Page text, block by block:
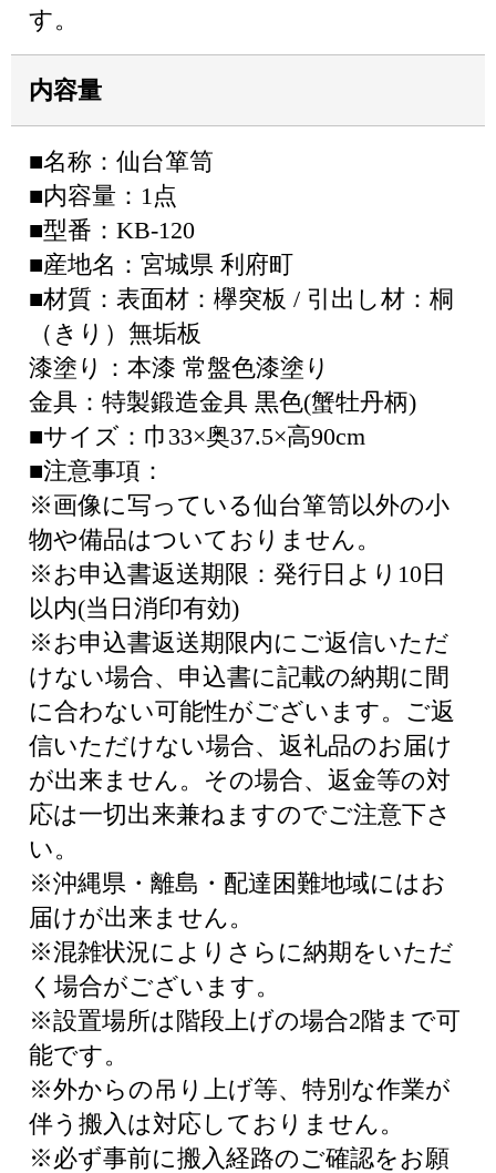
す。
内容量
■名称：仙台箪笥
■内容量：1点
■型番：KB-120
■産地名：宮城県 利府町
■材質：表面材：欅突板 / 引出し材：桐
（きり）無垢板
漆塗り：本漆 常盤色漆塗り
金具：特製鍛造金具 黒色(蟹牡丹柄)
■サイズ：巾33×奥37.5×高90cm
■注意事項：
※画像に写っている仙台箪笥以外の小
物や備品はついておりません。
※お申込書返送期限：発行日より10日
以内(当日消印有効)
※お申込書返送期限内にご返信いただ
けない場合、申込書に記載の納期に間
に合わない可能性がございます。ご返
信いただけない場合、返礼品のお届け
が出来ません。その場合、返金等の対
応は一切出来兼ねますのでご注意下さ
い。
※沖縄県・離島・配達困難地域にはお
届けが出来ません。
※混雑状況によりさらに納期をいただ
く場合がございます。
※設置場所は階段上げの場合2階まで可
能です。
※外からの吊り上げ等、特別な作業が
伴う搬入は対応しておりません。
※必ず事前に搬入経路のご確認をお願